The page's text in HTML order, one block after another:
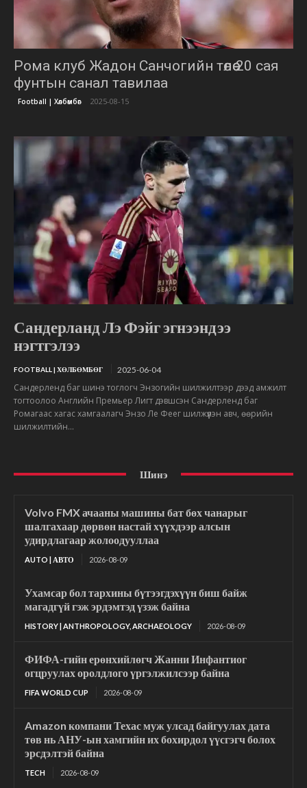
Рома клуб Жадон Санчогийн төлөө 20 сая
фунтын санал тавилаа
Football | Хөлбөмбөг 2025-08-15
Сандерланд Лэ Фэйг эгнээндээ
нэгтгэлээ
FOOTBALL | ХӨЛБӨМБӨГ 2025-06-04
Сандерленд баг шинэ тоглогч Энзогийн шилжилтээр дээд амжилт
тогтоолоо Английн Премьер Лигт дэвшсэн Сандерленд баг
Ромагаас хагас хамгаалагч Энзо Ле Феег шилжүүлэн авч, өөрийн
шилжилтийн...
Шинэ
Volvo FMX ачааны машины бат бөх чанарыг
шалгахаар дөрвөн настай хүүхдээр алсын
удирдлагаар жолоодууллаа
AUTO | АВТО 2026-08-09
Ухамсар бол тархины бүтээгдэхүүн биш байж
магадгүй гэж эрдэмтэд үзэж байна
HISTORY | ANTHROPOLOGY, ARCHAEOLOGY 2026-08-09
ФИФА-гийн ерөнхийлөгч Жанни Инфантиог
огцруулах оролдлого үргэлжилсээр байна
FIFA WORLD CUP 2026-08-09
Amazon компани Техас муж улсад байгуулах дата
төв нь АНУ-ын хамгийн их бохирдол үүсгэгч болох
эрсдэлтэй байна
TECH 2026-08-09